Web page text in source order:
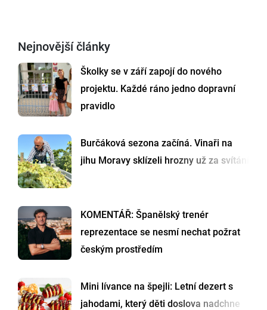
Nejnovější články
Školky se v září zapojí do nového
projektu. Každé ráno jedno dopravní
pravidlo
Burčáková sezona začíná. Vinaři na
jihu Moravy sklízeli hrozny už za svítání
KOMENTÁŘ: Španělský trenér
reprezentace se nesmí nechat požrat
českým prostředím
Mini lívance na špejli: Letní dezert s
jahodami, který děti doslova nadchne